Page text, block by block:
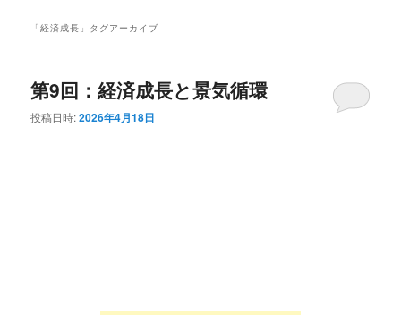
「経済成長 」タグアーカイブ
第9回：経済成長と景気循環
投稿日時:2026年4月18日